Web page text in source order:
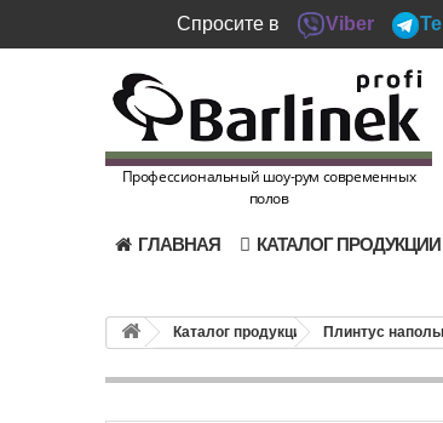
Спросите в Viber
Профессиональный шоу-рум современных
полов
ГЛАВНАЯ КАТАЛОГ ПРОДУКЦИИ
Каталог продукции Плинтус